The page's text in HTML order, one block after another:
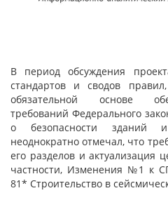
В период обсуждения
стандартов и сводов
обязательной основе
требований Федерального
о безопасности зданий
неоднократно отмечал, что
его разделов и актуализация
частности, Изменения №1 к
81* Строительство в